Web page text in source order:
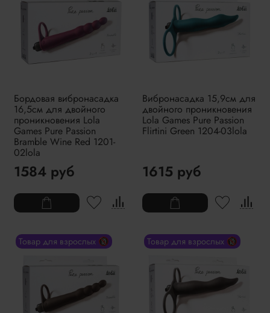
Бордовая вибронасадка
16,5см для двойного
проникновения Lola
Games Pure Passion
Bramble Wine Red 1201-
02lola
1584 руб
Вибронасадка 15,9см для
двойного проникновения
Lola Games Pure Passion
Flirtini Green 1204-03lola
1615 руб
Товар для взрослых 🔞 Товар для взрослых 🔞